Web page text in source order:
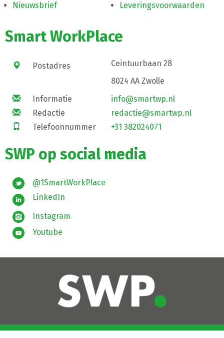
Nieuwsbrief
Leveringsvoorwaarden
Smart WorkPlace
Postadres
Ceintuurbaan 28
8024 AA Zwolle
Informatie
info@smartwp.nl
Redactie
redactie@smartwp.nl
Telefoonnummer
+31 382024071
SWP op social media
@1SmartWorkPlace
LinkedIn
Instagram
Youtube